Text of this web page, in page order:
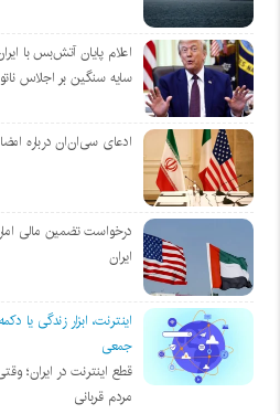
اعلام پایان آتش‌بس با
سایه سنگین بر اجلاس
ادعای سی‌ان‌ان درباره
درخواست تضمین مالی
ایران
اینترنت، ابزار زندگی
جمعی
قطع اینترنت در ایران؛
مردم قربانی